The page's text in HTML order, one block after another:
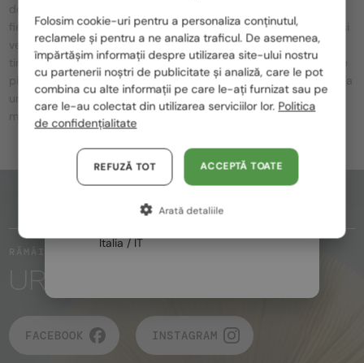
doar un accesoriu, ci un element de stil puternic care face ca
fiecare look să fie unic. Logo-ul GG, combinațiile de culori roșu și
verde și detaliile unice sunt întotdeauna prezente pe modele, în
timp ce luxul intens și designul atrăgător sunt evidente în fiecare
piesă. Ochelarii Gucci sunt ideali pentru cei care sunt în căutarea
unui look unic, atrăgător, în timp ce calitatea premium și luxul
modern sunt prezente în fiecare detaliu.
RĂMÂI ÎN CONTACT
FACEBOOK INSTAGRAM
România / RO
Polska / PL
Magyarország / HU
United Arab Emirates / EN
Austria / AT
Germania / DE
Franța / FR
Italia / IT
Folosim cookie-uri pentru a personaliza conținutul,
reclamele și pentru a ne analiza traficul. De asemenea,
împărtășim informații despre utilizarea site-ului nostru
cu partenerii noștri de publicitate și analiză, care le pot
combina cu alte informații pe care le-ați furnizat sau pe
care le-au colectat din utilizarea serviciilor lor. Politica
de confidențialitate
ACCEPTĂ TOATE
REFUZĂ TOT
Arată detaliile